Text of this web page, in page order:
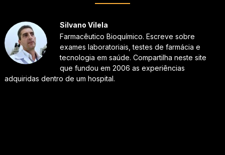
Silvano Vilela
Farmacêutico Bioquímico. Escreve sobre
exames laboratoriais, testes de farmácia e
tecnologia em saúde. Compartilha neste site
que fundou em 2006 as experiências
adquiridas dentro de um hospital.